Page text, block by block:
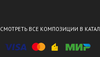
СМОТРЕТЬ ВСЕ КОМПОЗИЦИИ В